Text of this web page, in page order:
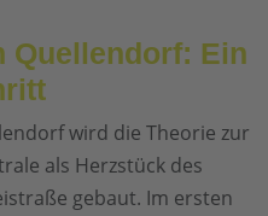
Quellendorf: Ein
wird die Theorie zur
als Herzstück des
gebaut. Im ersten